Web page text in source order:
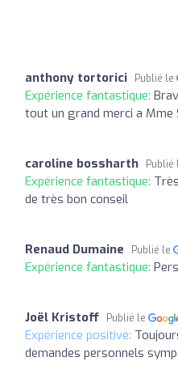
anthony tortorici Publié le
Expérience fantastique:
tout un grand merci a Mme
caroline bossharth Publié
Expérience fantastique:
de très bon conseil
Renaud Dumaine Publié le
Expérience fantastique:
Joël Kristoff Publié le
Expérience positive:
demandes personnels